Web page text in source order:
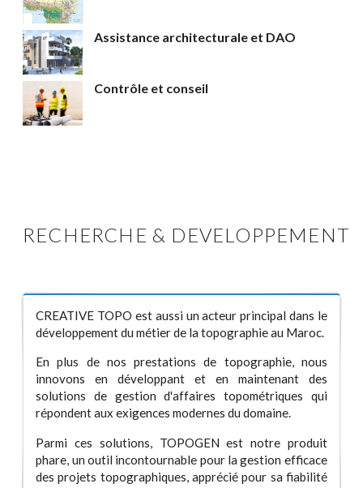
Assistance architecturale et DAO
Contrôle et conseil
RECHERCHE & DEVELOPPEMENT
CREATIVE TOPO est aussi un acteur principal dans le
développement du métier de la topographie au Maroc.
En plus de nos prestations de topographie, nous
innovons en développant et en maintenant des
solutions de gestion d'affaires topométriques qui
répondent aux exigences modernes du domaine.
Parmi ces solutions, TOPOGEN est notre produit
phare, un outil incontournable pour la gestion efficace
des projets topographiques, apprécié pour sa fiabilité